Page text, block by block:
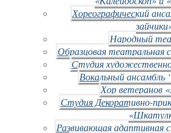
Хореографический
Народный
Образцовая театральная
Студия
Вокальный
Хор ветеранов
Студия Декоративно-
Развивающая адаптивная